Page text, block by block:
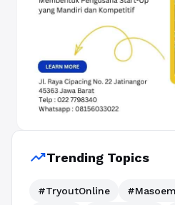
trending_upTrending Topics
#TryoutOnline